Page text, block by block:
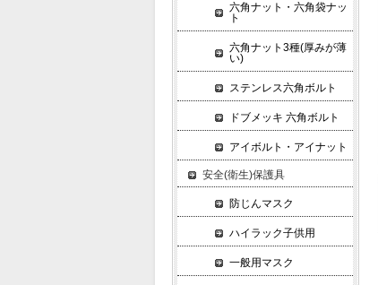
六角ナット・六角袋ナッ
ト
六角ナット3種(厚みが薄
い)
ステンレス六角ボルト
ドブメッキ 六角ボルト
アイボルト・アイナット
安全(衛生)保護具
防じんマスク
ハイラック子供用
一般用マスク